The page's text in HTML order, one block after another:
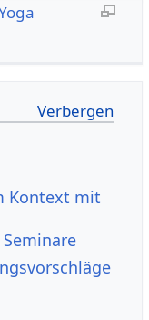
Kontext mit